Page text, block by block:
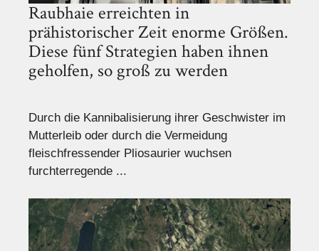
Raubhaie erreichten in
prähistorischer Zeit enorme Größen.
Diese fünf Strategien haben ihnen
geholfen, so groß zu werden
Durch die Kannibalisierung ihrer Geschwister im
Mutterleib oder durch die Vermeidung
fleischfressender Pliosaurier wuchsen
furchterregende ...